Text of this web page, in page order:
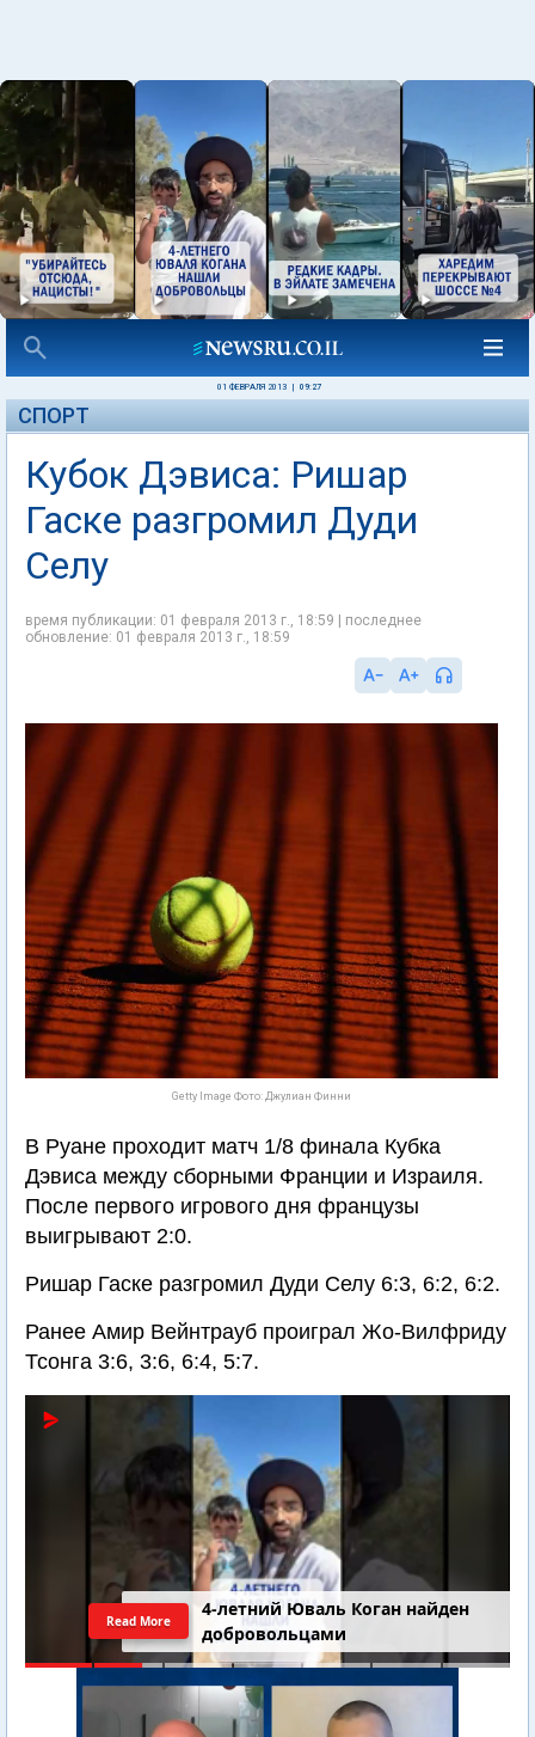
01 ФЕВРАЛЯ 2013 09:27
СПОРТ
Кубок Дэвиса: Ришар
Гаске разгромил Дуди
Селу
время публикации: 01 февраля 2013 г., 18:59 | последнее
обновление: 01 февраля 2013 г., 18:59
Getty Image Фото: Джулиан Финни
В Руане проходит матч 1/8 финала Кубка
Дэвиса между сборными Франции и Израиля.
После первого игрового дня французы
выигрывают 2:0.
Ришар Гаске разгромил Дуди Селу 6:3, 6:2, 6:2.
Ранее Амир Вейнтрауб проиграл Жо-Вилфриду
Тсонга 3:6, 3:6, 6:4, 5:7.
4-летний Юваль Коган найден
добровольцами
Read More